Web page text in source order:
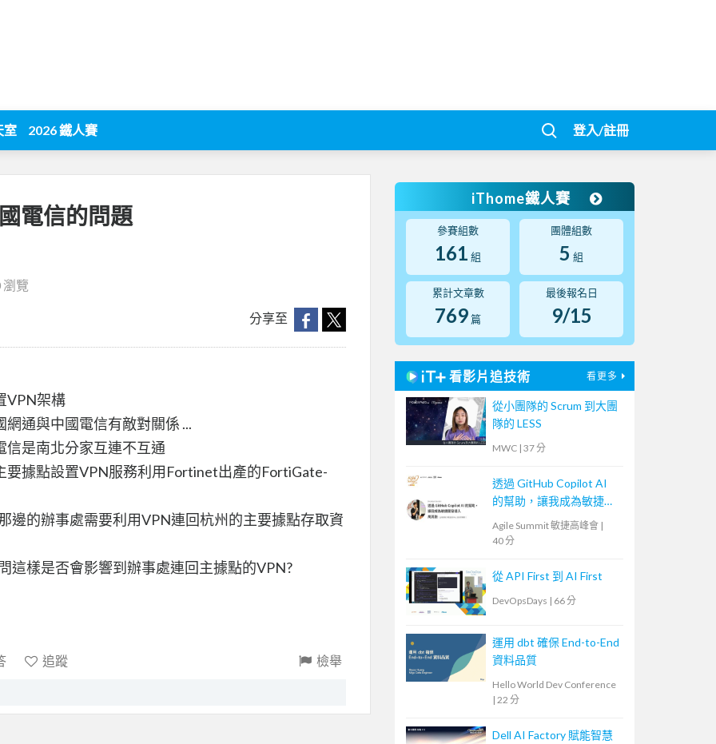
室 2026 鐵人賽 登入/註冊
電信的問題
瀏覽
分享至
VPN架構
通與中國電信有敵對關係 ...
信是南北分家互連不互通
要據點設置VPN服務利用Fortinet出產的FortiGate-
邊的辦事處需要利用VPN連回杭州的主要據點存取資
這樣是否會影響到辦事處連回主據點的VPN?
追蹤 檢舉
iThome鐵人賽
參賽組數
161 組
團體組數
5 組
累計文章數
769 篇
最後報名日
9/15
看影片追技術 看更多
從小團隊的 Scrum 到大團
隊的 LESS
MWC | 37 分
透過 GitHub Copilot AI
的幫助，讓我成為敏捷開
Agile Summit 敏捷高峰會 |
40 分
從 API First 到 AI First
DevOpsDays | 66 分
運用 dbt 確保 End-to-End
資料品質
Hello World Dev Conference
| 22 分
Dell AI Factory 賦能智慧